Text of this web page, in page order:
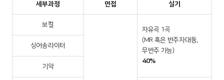
세부과정 면접 실기
보컬
자유곡 1곡
(MR 혹은 반주자대동,
무반주 가능)
40%
싱어송라이터
기악